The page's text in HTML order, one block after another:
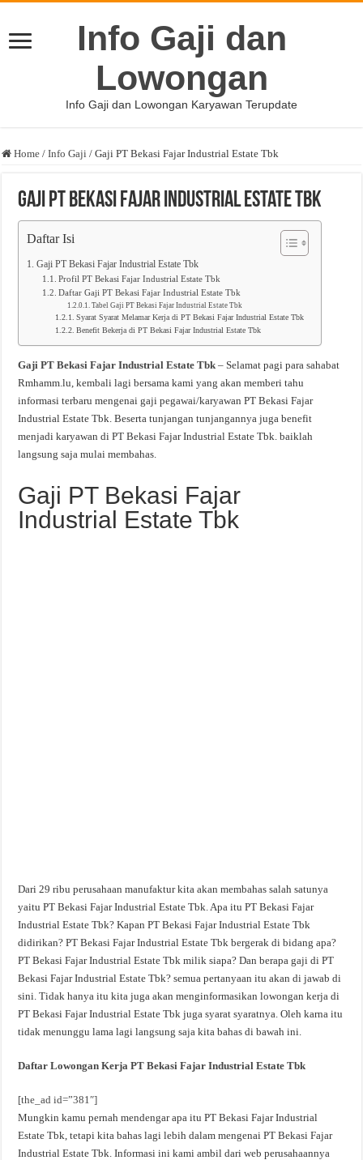
Info Gaji dan
Lowongan
Info Gaji dan Lowongan Karyawan Terupdate
Home / Info Gaji / Gaji PT Bekasi Fajar Industrial Estate Tbk
Gaji PT Bekasi Fajar Industrial Estate Tbk
Daftar Isi
Gaji PT Bekasi Fajar Industrial Estate Tbk
Profil PT Bekasi Fajar Industrial Estate Tbk
Daftar Gaji PT Bekasi Fajar Industrial Estate Tbk
Tabel Gaji PT Bekasi Fajar Industrial Estate Tbk
Syarat Syarat Melamar Kerja di PT Bekasi Fajar Industrial Estate Tbk
Benefit Bekerja di PT Bekasi Fajar Industrial Estate Tbk
Gaji PT Bekasi Fajar Industrial Estate Tbk – Selamat pagi para sahabat
Rmhamm.lu, kembali lagi bersama kami yang akan memberi tahu
informasi terbaru mengenai gaji pegawai/karyawan PT Bekasi Fajar
Industrial Estate Tbk. Beserta tunjangan tunjangannya juga benefit
menjadi karyawan di PT Bekasi Fajar Industrial Estate Tbk. baiklah
langsung saja mulai membahas.
Gaji PT Bekasi Fajar
Industrial Estate Tbk
Dari 29 ribu perusahaan manufaktur kita akan membahas salah satunya
yaitu PT Bekasi Fajar Industrial Estate Tbk. Apa itu PT Bekasi Fajar
Industrial Estate Tbk? Kapan PT Bekasi Fajar Industrial Estate Tbk
didirikan? PT Bekasi Fajar Industrial Estate Tbk bergerak di bidang apa?
PT Bekasi Fajar Industrial Estate Tbk milik siapa? Dan berapa gaji di PT
Bekasi Fajar Industrial Estate Tbk? semua pertanyaan itu akan di jawab di
sini. Tidak hanya itu kita juga akan menginformasikan lowongan kerja di
PT Bekasi Fajar Industrial Estate Tbk juga syarat syaratnya. Oleh karna itu
tidak menunggu lama lagi langsung saja kita bahas di bawah ini.
Daftar Lowongan Kerja PT Bekasi Fajar Industrial Estate Tbk
[the_ad id=”381″]
Mungkin kamu pernah mendengar apa itu PT Bekasi Fajar Industrial
Estate Tbk, tetapi kita bahas lagi lebih dalam mengenai PT Bekasi Fajar
Industrial Estate Tbk. Informasi ini kami ambil dari web perusahaannya